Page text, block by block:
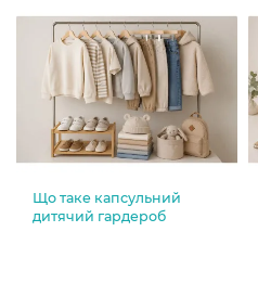
Що таке капсульний
дитячий гардероб